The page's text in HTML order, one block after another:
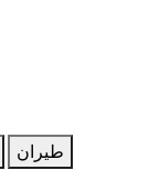
طيران